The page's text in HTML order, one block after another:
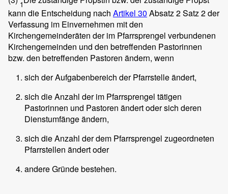
1
kann die Entscheidung nach Artikel 30 Absatz 2 Satz 2 der
Verfassung im Einvernehmen mit den
Kirchengemeinderäten der im Pfarrsprengel verbundenen
Kirchengemeinden und den betreffenden Pastorinnen
bzw. den betreffenden Pastoren ändern, wenn
sich der Aufgabenbereich der Pfarrstelle ändert,
sich die Anzahl der im Pfarrsprengel tätigen
Pastorinnen und Pastoren ändert oder sich deren
Dienstumfänge ändern,
sich die Anzahl der dem Pfarrsprengel zugeordneten
Pfarrstellen ändert oder
andere Gründe bestehen.